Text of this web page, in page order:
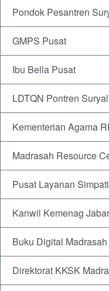
Pondok Pesantren
GMPS Pusat
Ibu Bella Pusat
LDTQN Pontren
Kementerian Agama RI
Madrasah Resource
Pusat Layanan
Kanwil Kemenag Jabar
Buku Digital Madrasah
Direktorat KKSK